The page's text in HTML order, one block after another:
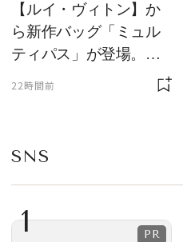
【ルイ・ヴィトン】か
ら新作バッグ「ミュル
ティパス」が登場。ミ
ニサイズもラインナッ
22時間前
SNS
1